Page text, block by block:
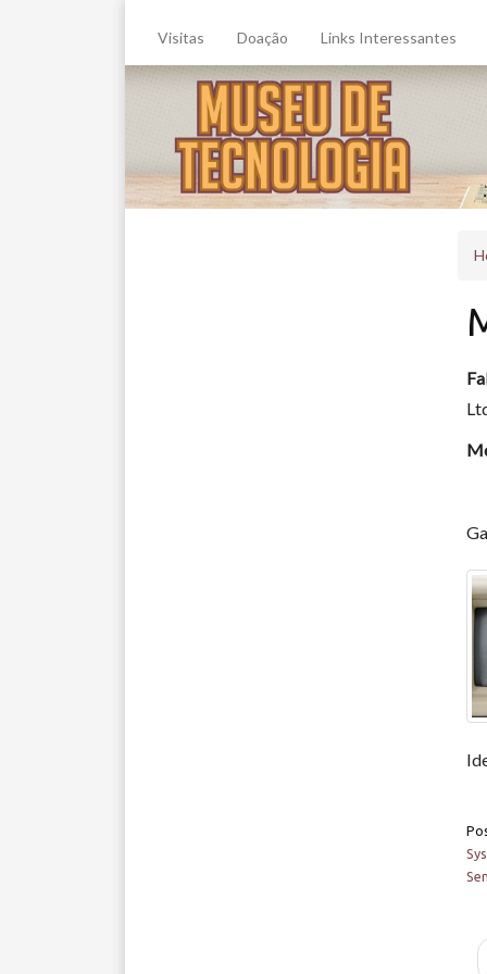
Visitas Doação Links Interessantes